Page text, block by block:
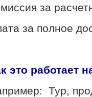
за
за полное
это работает
Тур,